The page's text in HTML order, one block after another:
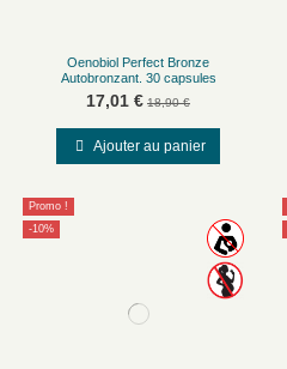
Oenobiol Perfect Bronze
Autobronzant. 30 capsules
17,01 € 18,90 €
Ajouter au panier
Promo !
-10%